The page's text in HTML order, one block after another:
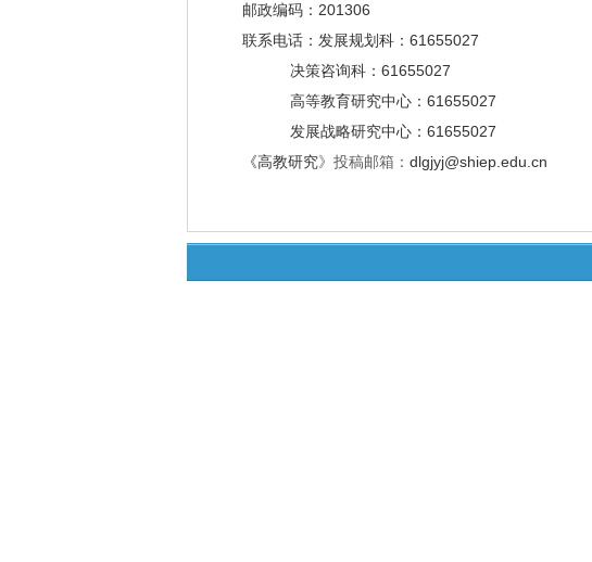
邮政编码：201306
联系电话：发展规划科：61655027
决策咨询科：61655027
高等教育研究中心：61655027
发展战略研究中心：61655027
《高教研究》 投稿邮箱： dlgjyj@shiep.edu.cn